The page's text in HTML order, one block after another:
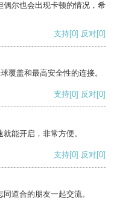
偶尔也会出现卡顿的情况，希
支持[0] 反对[0]
覆盖和最高安全性的连接。
支持[0] 反对[0]
能开启，非常方便。
支持[0] 反对[0]
道合的朋友一起交流。